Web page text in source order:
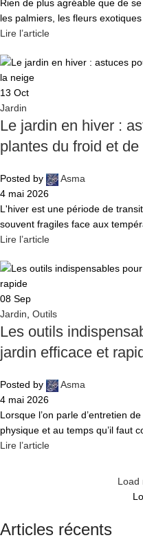
Rien de plus agréable que de
les palmiers, les fleurs
Lire l’article
13 Oct
Jardin
Le jardin en hiver :
plantes du froid et
Posted by
Asma
4 mai 2026
L'hiver est une période de
souvent fragiles face aux
Lire l’article
08 Sep
Jardin, Outils
Les outils
jardin efficace et
Posted by
Asma
4 mai 2026
Lorsque l’on parle d’entretien
physique et au temps qu’il faut
Lire l’article
Load
Articles récents